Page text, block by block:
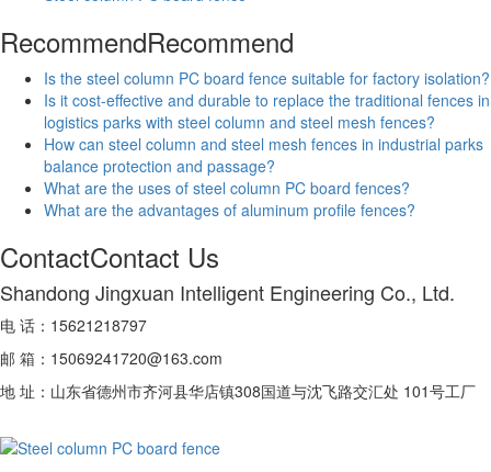
RecommendRecommend
Is the steel column PC board fence suitable for factory isolation?
Is it cost-effective and durable to replace the traditional fences in
logistics parks with steel column and steel mesh fences?
How can steel column and steel mesh fences in industrial parks
balance protection and passage?
What are the uses of steel column PC board fences?
What are the advantages of aluminum profile fences?
ContactContact Us
Shandong Jingxuan Intelligent Engineering Co., Ltd.
电 话：15621218797
邮 箱：15069241720@163.com
地 址：山东省德州市齐河县华店镇308国道与沈飞路交汇处 101号工厂